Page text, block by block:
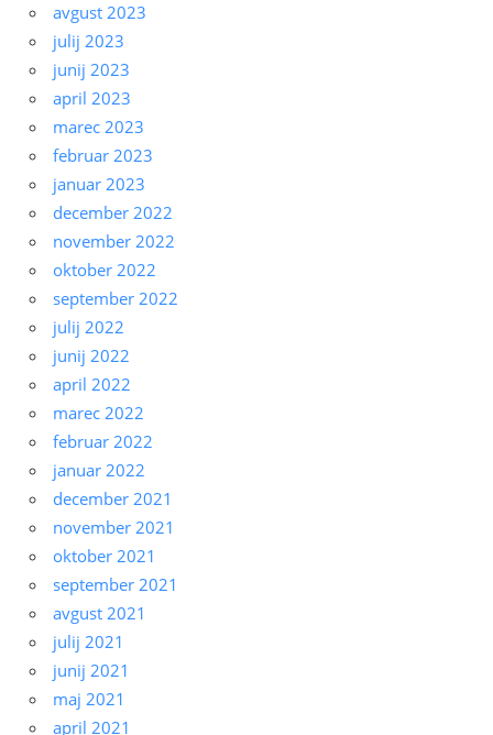
avgust 2023
julij 2023
junij 2023
april 2023
marec 2023
februar 2023
januar 2023
december 2022
november 2022
oktober 2022
september 2022
julij 2022
junij 2022
april 2022
marec 2022
februar 2022
januar 2022
december 2021
november 2021
oktober 2021
september 2021
avgust 2021
julij 2021
junij 2021
maj 2021
april 2021